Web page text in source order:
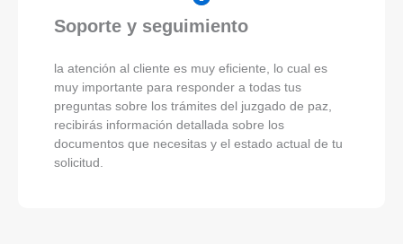
Soporte y seguimiento
la atención al cliente es muy eficiente, lo cual es
muy importante para responder a todas tus
preguntas sobre los trámites del juzgado de paz,
recibirás información detallada sobre los
documentos que necesitas y el estado actual de tu
solicitud.